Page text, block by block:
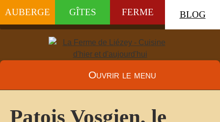
AUBERGE GÎTES FERME BLOG
Ouvrir le menu
Patois Vosgien, le